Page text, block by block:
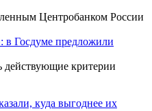
Центробанком России
в Госдуме предложили
критерии
куда выгоднее их